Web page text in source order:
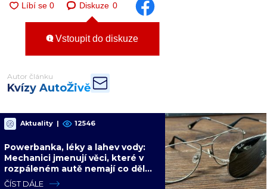
Diskuze 0
Vstoupit do diskuze
Autor článku
Kvízy AutoŽivě
Aktuality | 12546
Powerbanka, léky a lahev vody:
Mechanici jmenují věci, které v
rozpáleném autě nemají co dělat.
Hrozí i požár
ČÍST DÁLE